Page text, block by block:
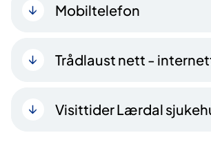
Mobiltelefon
Trådlaust nett -
Visittider Lærdal